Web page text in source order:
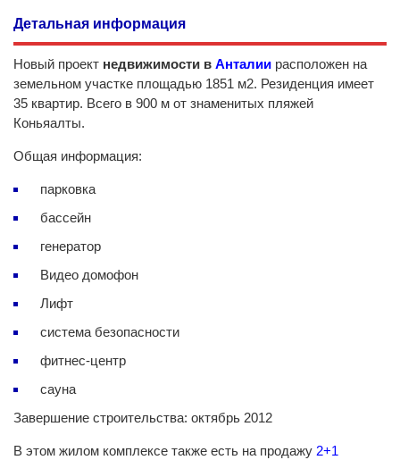
Детальная информация
Новый проект недвижимости в Анталии расположен на
земельном участке площадью 1851 м2. Резиденция имеет
35 квартир. Всего в 900 м от знаменитых пляжей
Коньяалты.
Общая информация:
парковка
бассейн
генератор
Видео домофон
Лифт
система безопасности
фитнес-центр
сауна
Завершение строительства: октябрь 2012
В этом жилом комплексе также есть на продажу 2+1